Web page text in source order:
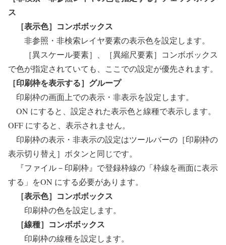
ス
［表示色］コンボボックス
非参照・非検索レイヤ要素の表示色を設定します。
［異スケール要素］、［異縮尺要素］コンボボックス
で色が指定されていても、ここでの設定が優先されます。
［印刷枠を表示する］グループ
印刷枠の画面上での表示・非表示を設定します。
ON にすると、設定された表示色と線種で表示します。
OFF にすると、表示されません。
印刷枠の表示・非表示の設定はツールバーの［印刷枠の
表示切り替え］ボタンと同じです。
『ファイル－印刷枠』で登録枠線の「枠線を画面に表示
する」をON にする必要があります。
［表示色］コンボボックス
印刷枠の色を設定します。
［線種］コンボボックス
印刷枠の線種を設定します。